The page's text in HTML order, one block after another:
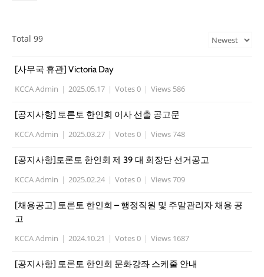
Total 99
[사무국 휴관] Victoria Day
KCCA Admin | 2025.05.17 | Votes 0 | Views 586
[공지사항] 토론토 한인회 이사 선출 공고문
KCCA Admin | 2025.03.27 | Votes 0 | Views 748
[공지사항]토론토 한인회 제 39 대 회장단 선거공고
KCCA Admin | 2025.02.24 | Votes 0 | Views 709
[채용공고] 토론토 한인회 – 행정직원 및 주말관리자 채용 공
고
KCCA Admin | 2024.10.21 | Votes 0 | Views 1687
[공지사항] 토론토 한인회 문화강좌 스케줄 안내